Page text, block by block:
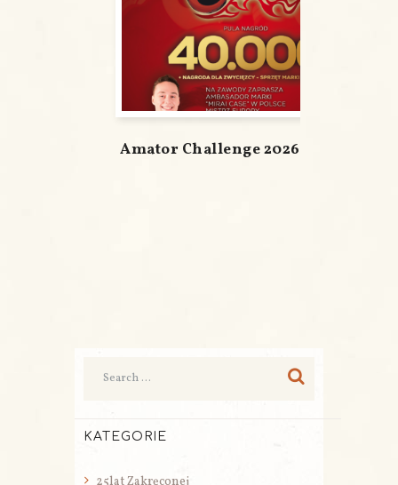
Amator Challenge 2026
KATEGORIE